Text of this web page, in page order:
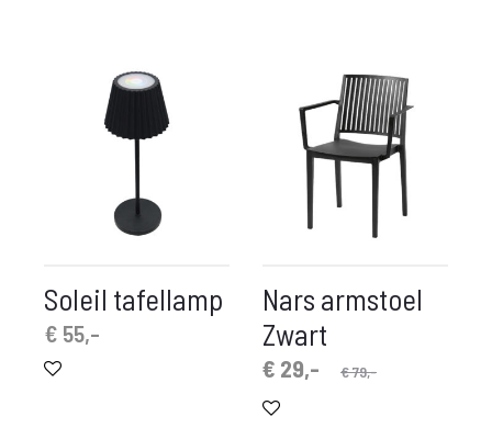
Soleil tafellamp
€ 55,-
Nars armstoel
Zwart
€79,-
Oorspronkelijke
€ 29,-
Huidige
prijs